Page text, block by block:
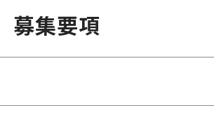
募集要項